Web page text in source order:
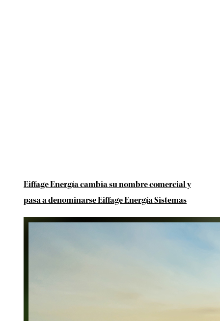
Eiffage Energía cambia su nombre comercial y
pasa a denominarse Eiffage Energía Sistemas